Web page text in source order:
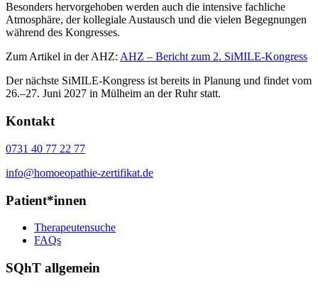
Besonders hervorgehoben werden auch die intensive fachliche
Atmosphäre, der kollegiale Austausch und die vielen Begegnungen
während des Kongresses.
Zum Artikel in der AHZ: AHZ – Bericht zum 2. SiMILE-Kongress
Der nächste SiMILE-Kongress ist bereits in Planung und findet vom
26.–27. Juni 2027 in Mülheim an der Ruhr statt.
Kontakt
0731 40 77 22 77
info@homoeopathie-zertifikat.de
Patient*innen
Therapeutensuche
FAQs
SQhT allgemein